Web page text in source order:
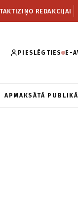
ZIŅO REDAKCIJAI
PIESLĒGTIES E-
APMAKSĀTĀ